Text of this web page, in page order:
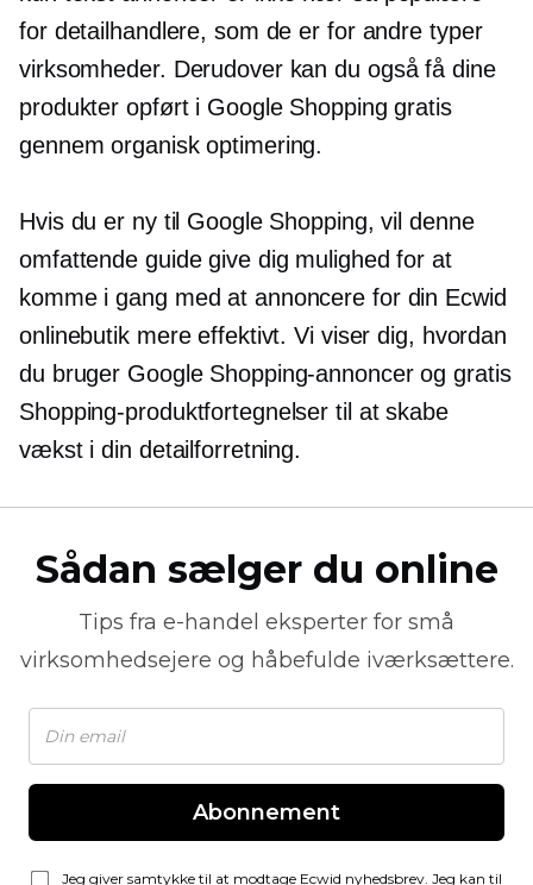
for detailhandlere, som de er for andre typer
virksomheder. Derudover kan du også få dine
produkter opført i Google Shopping gratis
gennem organisk optimering.
Hvis du er ny til Google Shopping, vil denne
omfattende guide give dig mulighed for at
komme i gang med at annoncere for din Ecwid
onlinebutik mere effektivt. Vi viser dig, hvordan
du bruger Google Shopping-annoncer og gratis
Shopping-produktfortegnelser til at skabe
vækst i din detailforretning.
Sådan sælger du online
Tips fra e-handel eksperter for små
virksomhedsejere og håbefulde iværksættere.
Abonnement
Jeg giver samtykke til at modtage Ecwid nyhedsbrev. Jeg kan til